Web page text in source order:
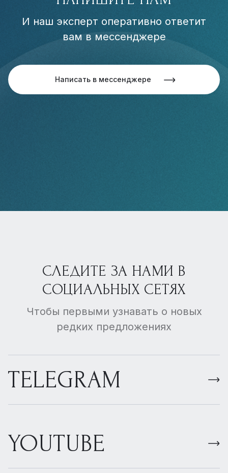
И наш эксперт оперативно ответит
вам в мессенджере
Написать в мессенджере
СЛЕДИТЕ ЗА НАМИ В
СОЦИАЛЬНЫХ СЕТЯХ
Чтобы первыми узнавать о новых
редких предложениях
TELEGRAM
YOUTUBE